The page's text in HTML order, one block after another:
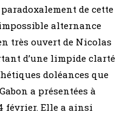
de cette
alternance
très ouvert de Nicolas
d’une limpide clarté
doléances que
a présentées à
février. Elle a ainsi